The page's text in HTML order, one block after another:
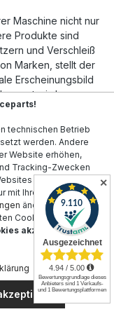
Kit Detaillierte Montageanleitung
Maschine nicht nur
Produkte sind
und Verschleiß
Marken, stellt der
Erscheinungsbild
wird.
Produkte,
Materialien
Zugang zu
fürKawasaki,
auf der Straße
Eazi-Grip Dashboard
hält Ihr Motorrad
aus Stil
technischen Betrieb
werden. Andere
Website erhöhen,
Tracking-Zwecken
und sozialen
mit Ihrer Zustimmung
ändern oder Ihr
Cookies gesetzt
akzeptieren"
✕